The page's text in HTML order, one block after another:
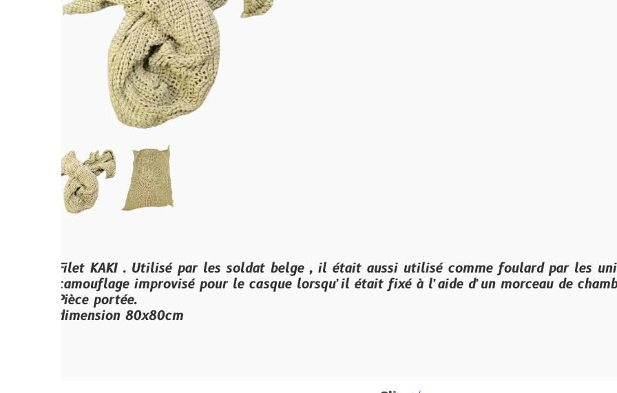
KAKI . Utilisé par les soldat belge , il était aussi utilisé comme foulard par les unités
improvisé pour le casque lorsqu’il était fixé à l’aide d’un morceau de chambre à air.
portée.
80x80cm